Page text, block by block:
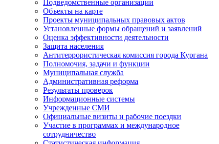
Подведомственные организации
Объекты на карте
Проекты муниципальных правовых актов
Установленные формы обращений и заявлений
Оценка эффективности деятельности
Защита населения
Антитеррористическая комиссия города Кургана
Полномочия, задачи и функции
Муниципальная служба
Административная реформа
Результаты проверок
Информационные системы
Учрежденные СМИ
Официальные визиты и рабочие поездки
Участие в программах и международное
сотрудничество